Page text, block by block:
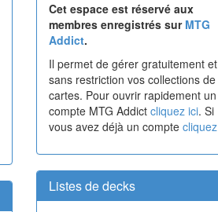
Cet espace est réservé aux
membres enregistrés sur MTG
Addict.
Il permet de gérer gratuitement et
sans restriction vos collections de
cartes. Pour ouvrir rapidement un
compte MTG Addict cliquez ici. Si
vous avez déjà un compte
Listes de decks